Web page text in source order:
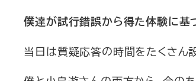
僕達が試行錯誤から得た体験に基
当日は質疑応答の時間をたくさん